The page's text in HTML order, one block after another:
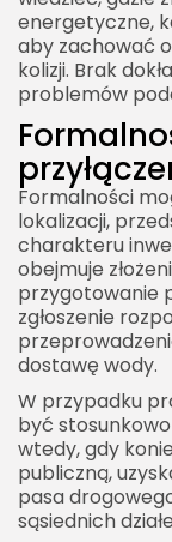
energetyczne,
aby zachować
kolizji. Brak
problemów
Formalności
lokalizacji,
charakteru
obejmuje
przygotowanie
zgłoszenie
dostawę wody.
W przypadku
być
wtedy, gdy
publiczną,
pasa
sąsiednich